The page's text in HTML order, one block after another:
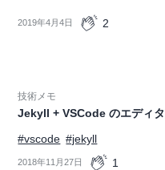
2019年4月4日 2
技術メモ
Jekyll + VSCode のエディ
#vscode #jekyll
2018年11月27日 1